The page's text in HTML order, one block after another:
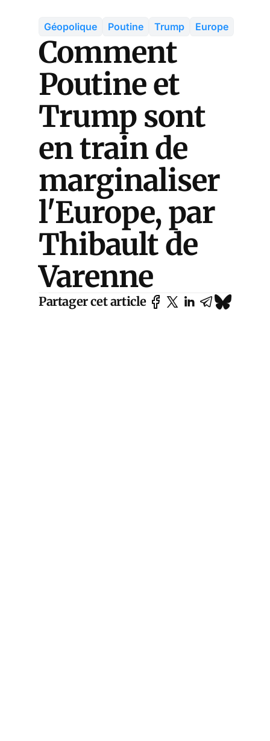
Géopolique Poutine Trump Europe
Comment
Poutine et
Trump sont
en train de
marginaliser
l'Europe, par
Thibault de
Varenne
Partager cet article